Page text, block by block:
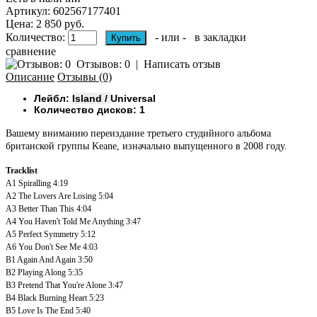
Артикул: 602567177401
Цена: 2 850 руб.
Количество:
- или -
в закладки
сравнение
Отзывов: 0 | Написать отзыв
Описание Отзывы (0)
Лейбл: Island / Universal
Количество дисков: 1
Вашему вниманию переиздание третьего студийного альбома
британской группы Keane, изначально выпущенного в 2008 году.
Tracklist
A1 Spiralling 4:19
A2 The Lovers Are Losing 5:04
A3 Better Than This 4:04
A4 You Haven't Told Me Anything 3:47
A5 Perfect Symmetry 5:12
A6 You Don't See Me 4:03
B1Again And Again 3:50
B2 Playing Along 5:35
B3 Pretend That You're Alone 3:47
B4 Black Burning Heart 5:23
B5 Love Is The End 5:40